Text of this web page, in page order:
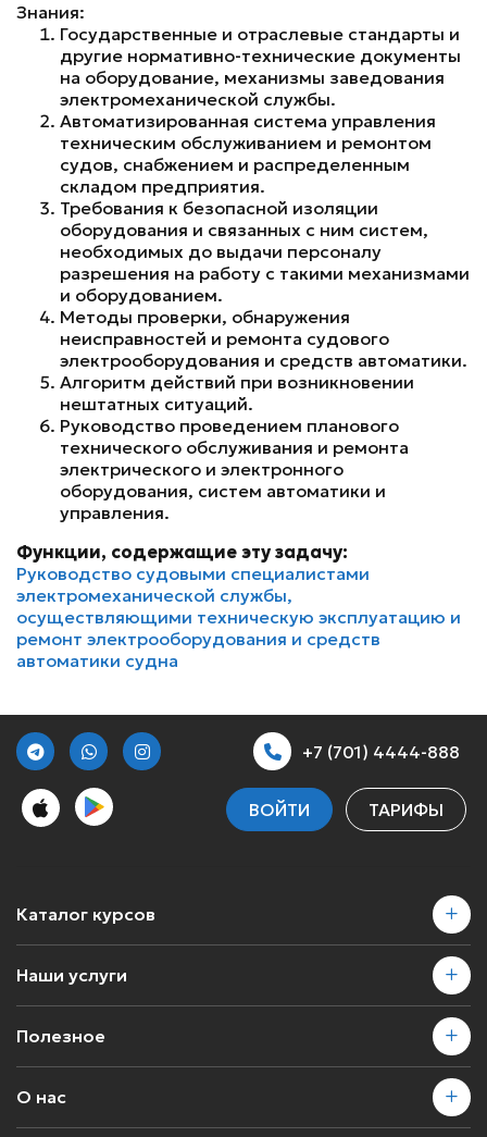
Знания:
Государственные и отраслевые стандарты и
другие нормативно-технические документы
на оборудование, механизмы заведования
электромеханической службы.
Автоматизированная система управления
техническим обслуживанием и ремонтом
судов, снабжением и распределенным
складом предприятия.
Требования к безопасной изоляции
оборудования и связанных с ним систем,
необходимых до выдачи персоналу
разрешения на работу с такими механизмами
и оборудованием.
Методы проверки, обнаружения
неисправностей и ремонта судового
электрооборудования и средств автоматики.
Алгоритм действий при возникновении
нештатных ситуаций.
Руководство проведением планового
технического обслуживания и ремонта
электрического и электронного
оборудования, систем автоматики и
управления.
Функции, содержащие эту задачу:
Руководство судовыми специалистами
электромеханической службы,
осуществляющими техническую эксплуатацию и
ремонт электрооборудования и средств
автоматики судна
+7 (701) 4444-888
ВОЙТИ ТАРИФЫ
Каталог курсов
Наши услуги
Полезное
О нас